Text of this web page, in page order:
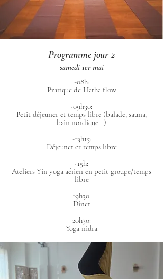
Programme jour 2
samedi 1er mai
-08h:
Pratique de Hatha flow
-09h30:
Petit déjeuner et temps libre (balade, sauna,
bain nordique...)
-13h15:
Déjeuner et temps libre
-15h:
Ateliers Yin yoga aérien en petit groupe/temps
libre
19h30:
Dîner
20h30:
Yoga nidra